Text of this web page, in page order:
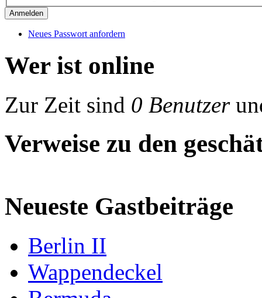
Neues Passwort anfordern
Wer ist online
Zur Zeit sind 0 Benutzer
Verweise zu den
Neueste Gastbeiträge
Berlin II
Wappendeckel